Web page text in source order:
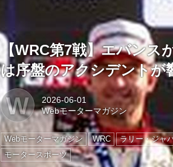
【WRC第7戦】エバンス
は序盤のアクシデントが
W
2026-06-01
Webモーターマガジン
Webモーターマガジン WRC ラリー・ジャ
モータースポーツ